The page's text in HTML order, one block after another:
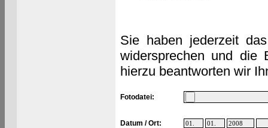
Sie haben jederzeit
widersprechen und die
hierzu beantworten wir
Fotodatei:
Datum / Ort: